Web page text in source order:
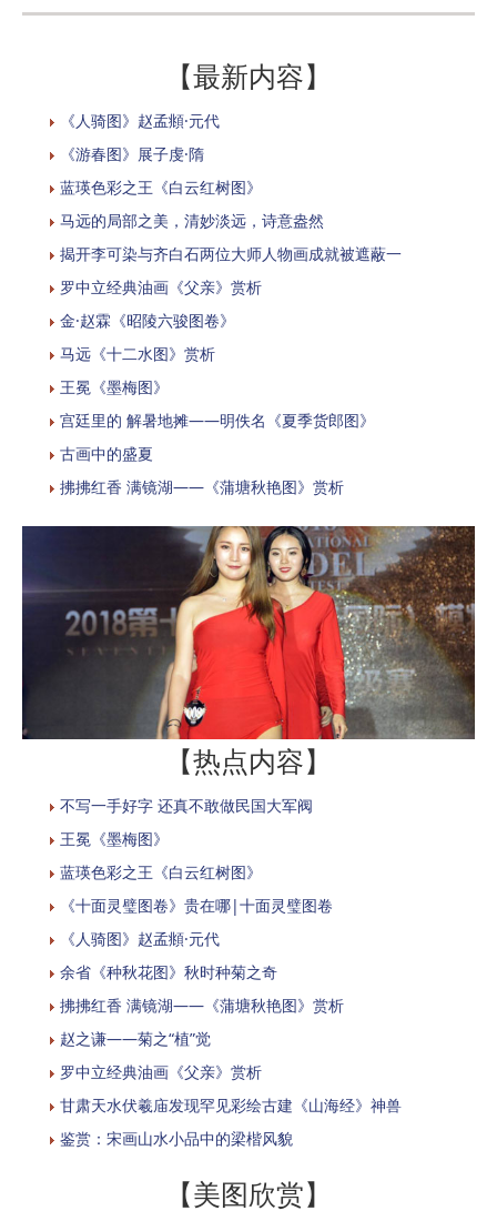
【最新内容】
《人骑图》赵孟頫·元代
《游春图》展子虔·隋
蓝瑛色彩之王《白云红树图》
马远的局部之美，清妙淡远，诗意盎然
揭开李可染与齐白石两位大师人物画成就被遮蔽一
罗中立经典油画《父亲》赏析
金·赵霖《昭陵六骏图卷》
马远《十二水图》赏析
​王冕《墨梅图》
宫廷里的 解暑地摊——明佚名《夏季货郎图》
古画中的盛夏
拂拂红香 满镜湖——《蒲塘秋艳图》赏析
【热点内容】
不写一手好字 还真不敢做民国大军阀
​王冕《墨梅图》
蓝瑛色彩之王《白云红树图》
《十面灵璧图卷》贵在哪|十面灵璧图卷
《人骑图》赵孟頫·元代
余省《种秋花图》秋时种菊之奇
拂拂红香 满镜湖——《蒲塘秋艳图》赏析
赵之谦——菊之“植”觉
罗中立经典油画《父亲》赏析
甘肃天水伏羲庙发现罕见彩绘古建《山海经》神兽
鉴赏：宋画山水小品中的梁楷风貌
【美图欣赏】